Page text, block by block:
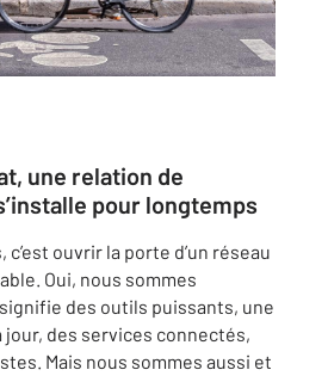
une relation de
pour longtemps
ouvrir la porte d’un réseau
Oui, nous sommes
signifie des outils puissants, une
jour, des services connectés,
Mais nous sommes aussi et